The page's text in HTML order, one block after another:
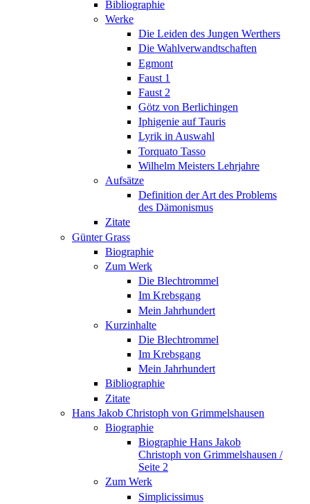
Bibliographie
Werke
Die Leiden des Jungen Werthers
Die Wahlverwandtschaften
Egmont
Faust 1
Faust 2
Götz von Berlichingen
Iphigenie auf Tauris
Lyrik in Auswahl
Torquato Tasso
Wilhelm Meisters Lehrjahre
Aufsätze
Definition der Art des Problems
des Dämonismus
Zitate
Günter Grass
Biographie
Zum Werk
Die Blechtrommel
Im Krebsgang
Mein Jahrhundert
Kurzinhalte
Die Blechtrommel
Im Krebsgang
Mein Jahrhundert
Bibliographie
Zitate
Hans Jakob Christoph von Grimmelshausen
Biographie
Biographie Hans Jakob
Christoph von Grimmelshausen /
Seite 2
Zum Werk
Simplicissimus